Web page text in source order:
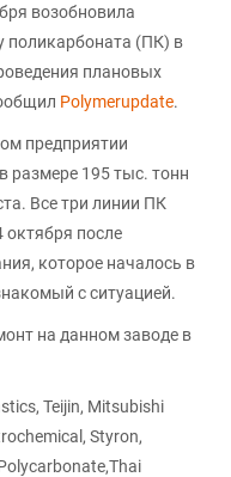
возобновила
поликарбоната (ПК) в
плановых
Polymerupdate.
предприятии
размере 195 тыс. тонн
Все три линии ПК
после
которое началось в
с ситуацией.
на данном заводе в
Teijin, Mitsubishi
Styron,